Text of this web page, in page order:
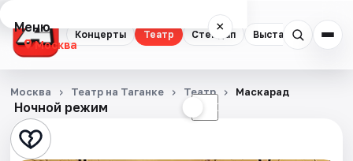
Концерты Театр Стендап Выставки
Меню ×
Москва
Концерты
Театр
Стендап
Ночной режим ☾
Москва Театр на Таганке Театр Маскарад